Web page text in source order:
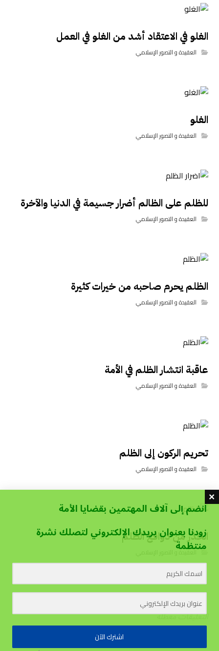
الغلو في الاعتقاد أشد من الغلو في العمل
العقيدة و التصور الإسلامي
الغلو
العقيدة و التصور الإسلامي
للظلم على الظالم أضرار جسيمة في الدنيا والآخرة
العقيدة و التصور الإسلامي
الظلم يحرم صاحبه من خيرات كثيرة
العقيدة و التصور الإسلامي
عاقبة انتشار الظلم في الأمة
العقيدة و التصور الإسلامي
تحريم الركون إلى الظلم
العقيدة و التصور الإسلامي
الحذر من دوافع الظلم
العقيدة و التصور الإسلامي
التعليقات معطلة
انضم إلى آلاف المهتمين بقضايا الأمة
زودنا بعنوان بريدك الإلكتروني لتصلك نشرة
منتظمة
اشترك الآن